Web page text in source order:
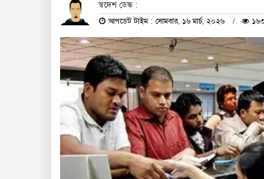
স্বদেশ ডেস্ক :
আপডেট টাইম : সোমবার, ১৬ মার্চ, ২০২৬ ১৬৩